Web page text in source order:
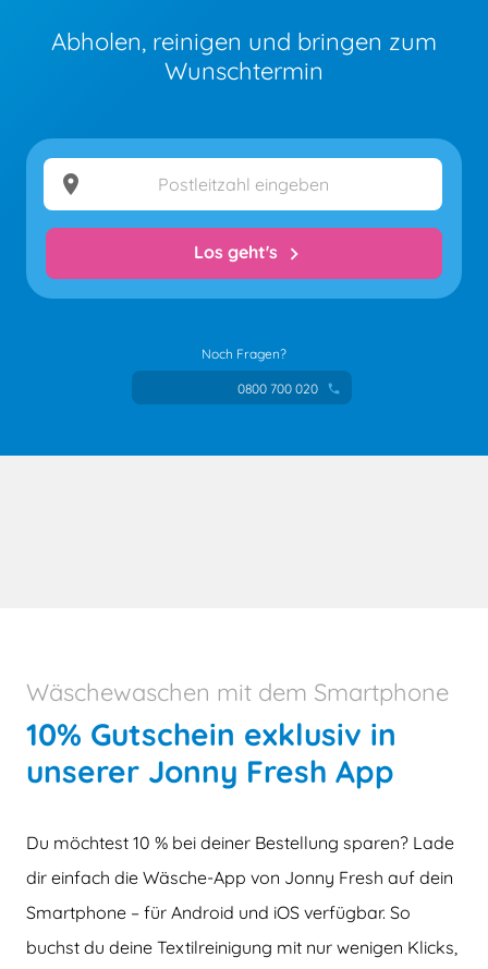
Abholen, reinigen und bringen zum
Wunschtermin
location_on
Los geht's chevron_right
Noch Fragen?
0800 700 020 phone
Wäschewaschen mit dem Smartphone
10% Gutschein exklusiv in
unserer Jonny Fresh App
Du möchtest 10 % bei deiner Bestellung sparen? Lade
dir einfach die Wäsche-App von Jonny Fresh auf dein
Smartphone – für Android und iOS verfügbar. So
buchst du deine Textilreinigung mit nur wenigen Klicks,